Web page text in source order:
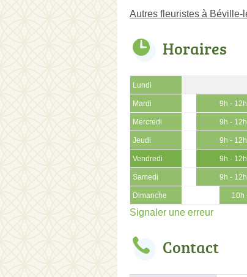
Autres fleuristes à Béville-
Horaires
Lundi
Mardi 9h -
Mercredi 9h -
Jeudi 9h -
Vendredi 9h -
Samedi 9h -
Dimanche 10h
Signaler une erreur
Contact